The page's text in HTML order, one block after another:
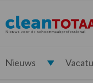
de
hoofdnavigatie
de
hoofd
de
eerste
de
voettekst
Cleantotaal.nl
Het
laatste
voor
Nieuws